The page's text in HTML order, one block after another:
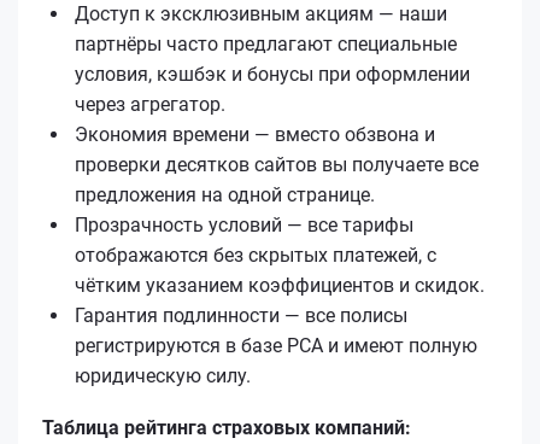
Доступ к эксклюзивным акциям — наши
партнёры часто предлагают специальные
условия, кэшбэк и бонусы при оформлении
через агрегатор.
Экономия времени — вместо обзвона и
проверки десятков сайтов вы получаете все
предложения на одной странице.
Прозрачность условий — все тарифы
отображаются без скрытых платежей, с
чётким указанием коэффициентов и скидок.
Гарантия подлинности — все полисы
регистрируются в базе РСА и имеют полную
юридическую силу.
Таблица рейтинга страховых компаний: